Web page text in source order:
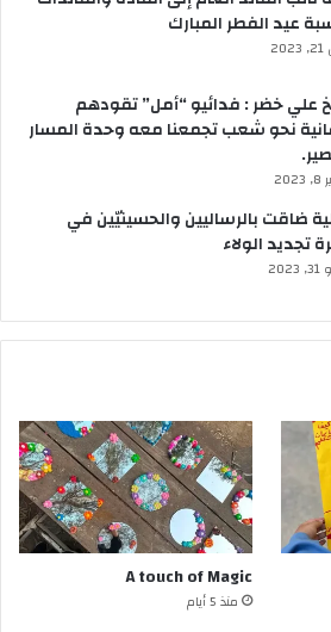
عيد الفطر المبارك
علي خضر : فدائيو “أمل” تقودهم
نحو شعب تجمعنا معه وحدة المسار
ضاقت بالرساليين والحسينيّين في
تجديد الولاء
A touch of Magic
منذ 5 أيام